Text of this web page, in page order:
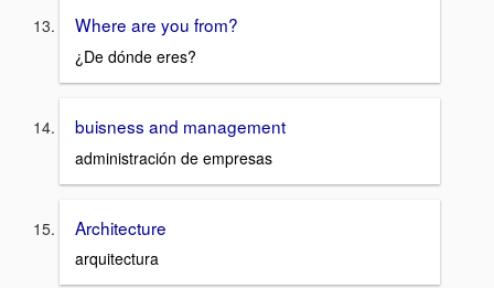
Where are you from?
¿De dónde eres?
buisness and management
administración de empresas
Architecture
arquitectura